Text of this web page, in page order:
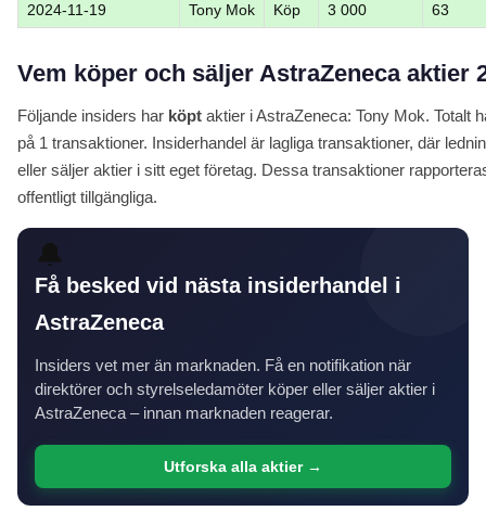
2024-11-19 Tony Mok Köp 3 000 63
Vem köper och säljer AstraZeneca aktier
Följande insiders har köpt aktier i AstraZeneca: Tony Mok. Totalt
på 1 transaktioner. Insiderhandel är lagliga transaktioner, där
eller säljer aktier i sitt eget företag. Dessa transaktioner
offentligt tillgängliga.
🔔
Få besked vid nästa insiderhandel i
AstraZeneca
Insiders vet mer än marknaden. Få en notifikation när
direktörer och styrelseledamöter köper eller säljer aktier i
AstraZeneca – innan marknaden reagerar.
Utforska alla aktier →